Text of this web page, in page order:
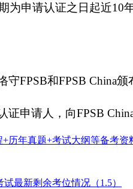
为申请认证之日起近10
FPSB和FPSB China颁
证申请人，向FPSB
历年真题+考试大纲等备考资
试最新剩余考位情况（1.5）